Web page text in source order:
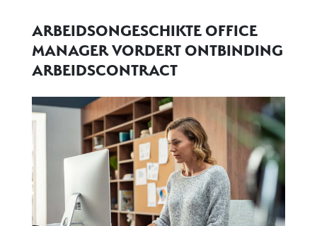
ARBEIDSONGESCHIKTE OFFICE
MANAGER VORDERT ONTBINDING
ARBEIDSCONTRACT